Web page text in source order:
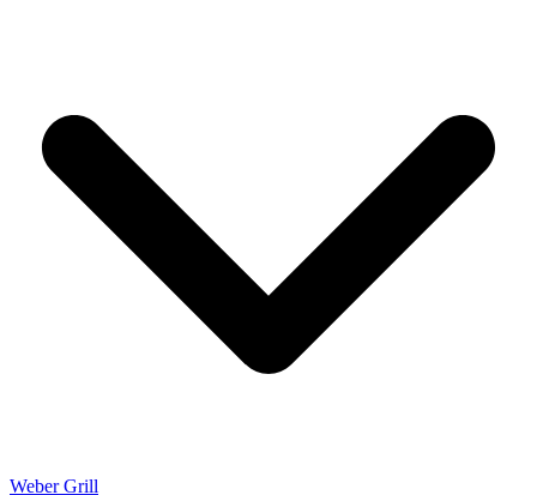
Weber Grill